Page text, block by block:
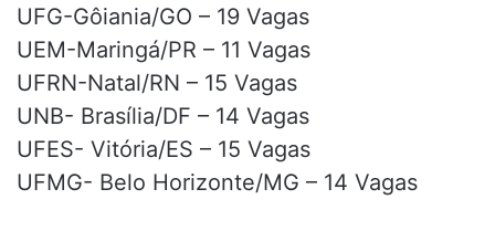
UFG-Gôiania/GO – 19 Vagas
UEM-Maringá/PR – 11 Vagas
UFRN-Natal/RN – 15 Vagas
UNB- Brasília/DF – 14 Vagas
UFES- Vitória/ES – 15 Vagas
UFMG- Belo Horizonte/MG – 14 Vagas